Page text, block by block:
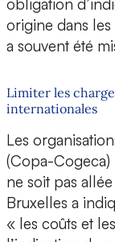
obligation
origine dans
a souvent été
Limiter les
internationales
Les
(Copa-Cogeca)
ne soit pas
Bruxelles a
« les coûts et